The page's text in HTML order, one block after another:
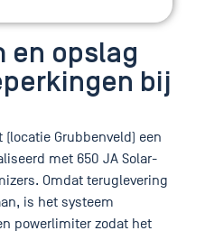
en opslag
bij
Grubbenveld) een
met 650 JA Solar-
Omdat teruglevering
is het systeem
powerlimiter zodat het